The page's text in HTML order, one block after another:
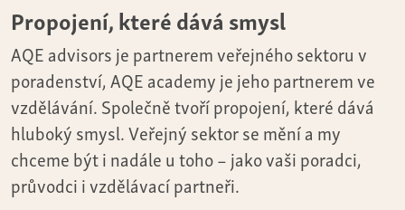
Propojení, které dává smysl
AQE advisors je partnerem veřejného sektoru v
poradenství, AQE academy je jeho partnerem ve
vzdělávání. Společně tvoří propojení, které dává
hluboký smysl. Veřejný sektor se mění a my
chceme být i nadále u toho – jako vaši poradci,
průvodci i vzdělávací partneři.